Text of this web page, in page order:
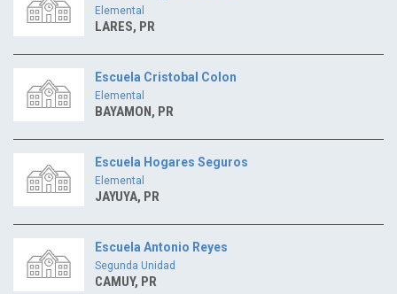
Elemental
LARES, PR
Escuela Cristobal Colon
Elemental
BAYAMON, PR
Escuela Hogares Seguros
Elemental
JAYUYA, PR
Escuela Antonio Reyes
Segunda Unidad
CAMUY, PR